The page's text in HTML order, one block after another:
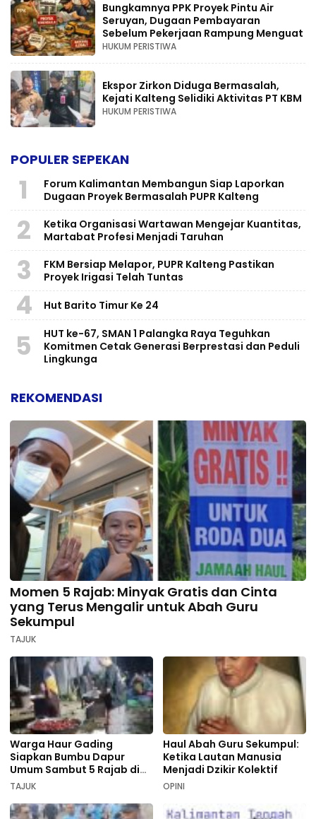
Bungkamnya PPK Proyek Pintu Air
Seruyan, Dugaan Pembayaran
Sebelum Pekerjaan Rampung Menguat
HUKUM PERISTIWA
Ekspor Zirkon Diduga Bermasalah,
Kejati Kalteng Selidiki Aktivitas PT KBM
HUKUM PERISTIWA
POPULER SEPEKAN
1
Forum Kalimantan Membangun Siap Laporkan
Dugaan Proyek Bermasalah PUPR Kalteng
2
Ketika Organisasi Wartawan Mengejar Kuantitas,
Martabat Profesi Menjadi Taruhan
3
FKM Bersiap Melapor, PUPR Kalteng Pastikan
Proyek Irigasi Telah Tuntas
4 Hut Barito Timur Ke 24
5
HUT ke-67, SMAN 1 Palangka Raya Teguhkan
Komitmen Cetak Generasi Berprestasi dan Peduli
Lingkunga
REKOMENDASI
Momen 5 Rajab: Minyak Gratis dan Cinta
yang Terus Mengalir untuk Abah Guru
Sekumpul
TAJUK
Warga Haur Gading
Siapkan Bumbu Dapur
Umum Sambut 5 Rajab di
Sekumpul
TAJUK
Haul Abah Guru Sekumpul:
Ketika Lautan Manusia
Menjadi Dzikir Kolektif
OPINI